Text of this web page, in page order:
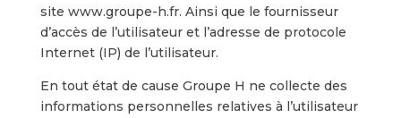
site www.groupe-h.fr. Ainsi que le fournisseur
d’accès de l’utilisateur et l’adresse de protocole
Internet (IP) de l’utilisateur.
En tout état de cause Groupe H ne collecte des
informations personnelles relatives à l’utilisateur